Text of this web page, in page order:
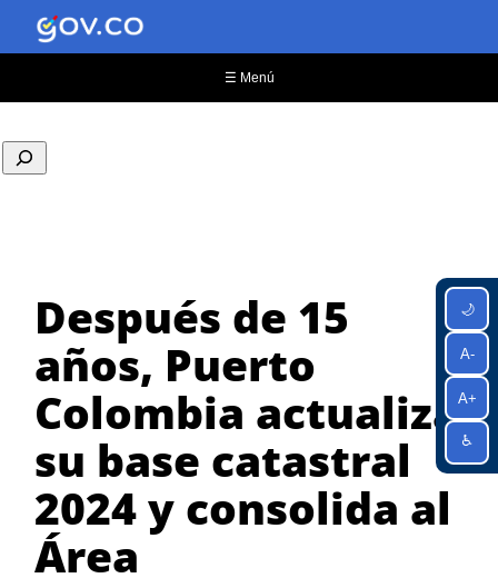
🌙
A-
A+
♿
contenido
☰ Menú
Después de 15
años, Puerto
Colombia actualiza
su base catastral
2024 y consolida al
Área